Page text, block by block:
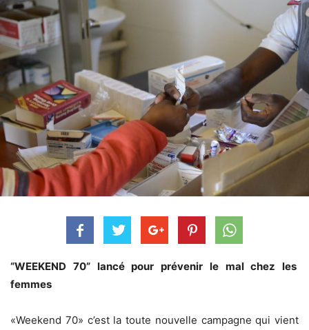
“WEEKEND 70” lancé pour prévenir le mal chez les
femmes
«Weekend 70» c’est la toute nouvelle campagne qui vient